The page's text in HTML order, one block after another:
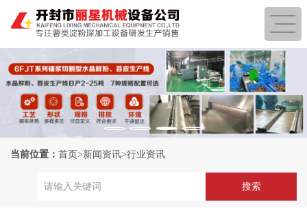
当前位置： 首页>新闻资讯>行业资讯